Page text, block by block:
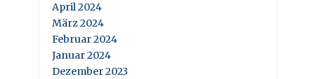
April 2024
März 2024
Februar 2024
Januar 2024
Dezember 2023